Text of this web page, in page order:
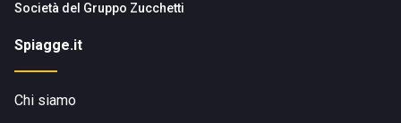
Società del Gruppo Zucchetti
Spiagge.it
Chi siamo